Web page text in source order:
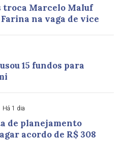
troca Marcelo Maluf
na vaga de vice
15 fundos para
Há 1 dia
de planejamento
acordo de R$ 308